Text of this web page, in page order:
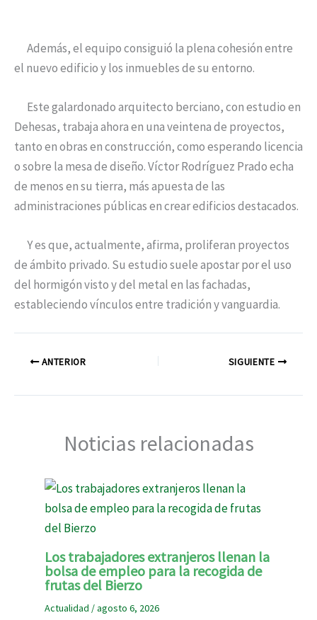
Además, el equipo consiguió la plena cohesión entre
el nuevo edificio y los inmuebles de su entorno.
Este galardonado arquitecto berciano, con estudio en
Dehesas, trabaja ahora en una veintena de proyectos,
tanto en obras en construcción, como esperando licencia
o sobre la mesa de diseño. Víctor Rodríguez Prado echa
de menos en su tierra, más apuesta de las
administraciones públicas en crear edificios destacados.
Y es que, actualmente, afirma, proliferan proyectos
de ámbito privado. Su estudio suele apostar por el uso
del hormigón visto y del metal en las fachadas,
estableciendo vínculos entre tradición y vanguardia.
ANTERIOR SIGUIENTE
Noticias relacionadas
Los trabajadores extranjeros llenan la
bolsa de empleo para la recogida de
frutas del Bierzo
Actualidad /agosto 6, 2026